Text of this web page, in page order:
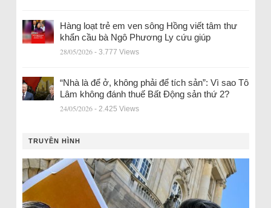
Hàng loạt trẻ em ven sông Hồng viết tâm thư
khẩn cầu bà Ngô Phương Ly cứu giúp
28/05/2026 - 3.777 Views
“Nhà là để ở, không phải để tích sản”: Vì sao Tô
Lâm không đánh thuế Bất Động sản thứ 2?
24/05/2026 - 2.425 Views
TRUYỀN HÌNH